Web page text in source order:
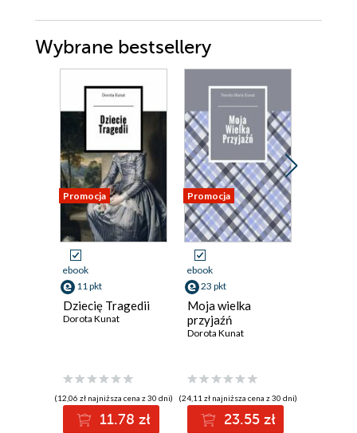
Wybrane bestsellery
Promocja
ebook
11 pkt
Dziecię Tragedii
Dorota Kunat
(12,06 zł najniższa cena z 30 dni)
11.78 zł
Promocja
ebook
23 pkt
Moja wielka
przyjaźń
Dorota Kunat
(24,11 zł najniższa cena z 30 dni)
23.55 zł